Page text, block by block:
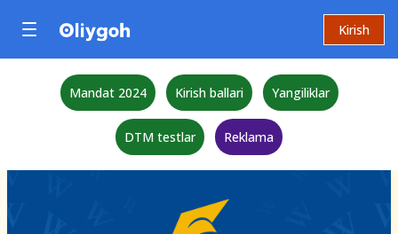
Kirish
Mandat 2024 Kirish ballari Yangiliklar
DTM testlar Reklama